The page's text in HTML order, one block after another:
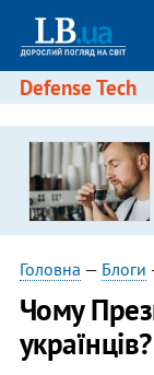
Defense Tech
Головна — Блоги
Чому
українців?